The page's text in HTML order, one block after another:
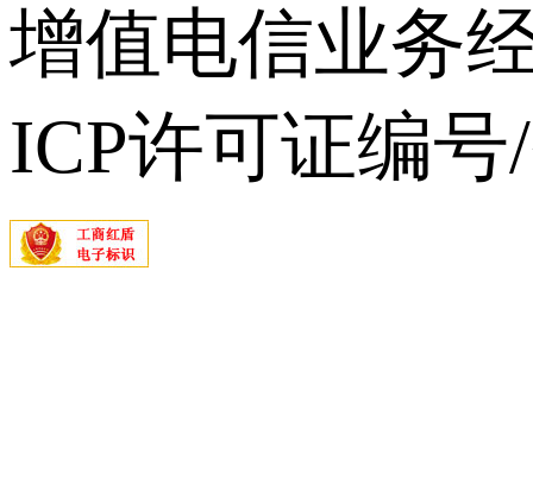
增值电信业务
ICP许可证编号